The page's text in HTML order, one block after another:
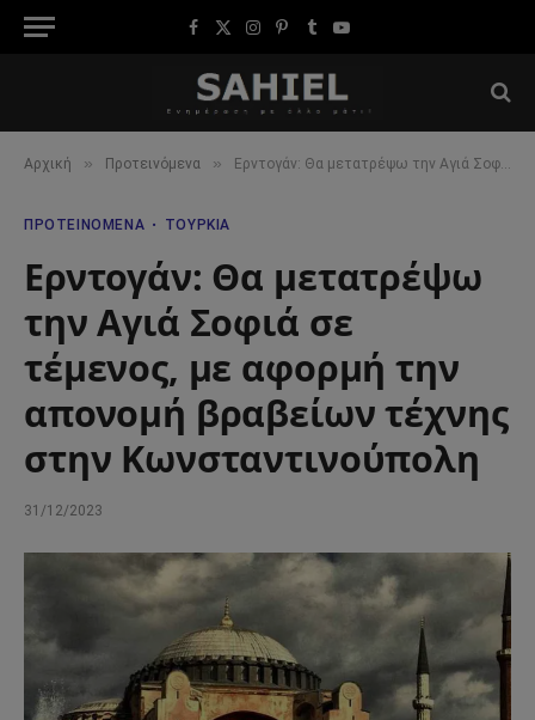
Facebook
X
Instagram
Pinterest
TumblrYouTube
Αρχική » Προτεινόμενα » Ερντογάν: Θα μετατρέψω την Αγιά Σοφιά σε τέμενος, με αφορμή την απονομή βραβείων τέχνης στην Κωνσταντινούπολη
ΠΡΟΤΕΙΝΌΜΕΝΑ ΤΟΥΡΚΊΑ
Ερντογάν: Θα μετατρέψω
την Αγιά Σοφιά σε
τέμενος, με αφορμή την
απονομή βραβείων τέχνης
στην Κωνσταντινούπολη
31/12/2023